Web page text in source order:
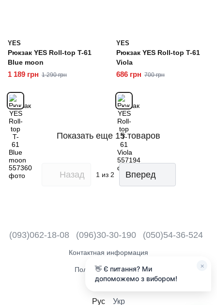
YES
Рюкзак YES Roll-top T-61
Blue moon
1 189 грн 1 290 грн
YES
Рюкзак YES Roll-top T-61
Viola
686 грн 700 грн
Показать еще 15 товаров
Назад 1 из 2 Вперед
(093)062-18-08 (096)30-30-190 (050)54-36-524
Контактная информация
Полная версия сайта
Рус Укр
×
👋 Є питання? Ми
допоможемо з вибором!